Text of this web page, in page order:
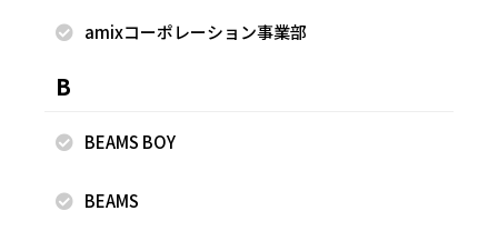
amixコーポレーション事業部
B
BEAMS BOY
BEAMS